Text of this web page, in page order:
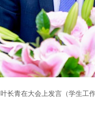
叶长青在大会上发言（学生工作